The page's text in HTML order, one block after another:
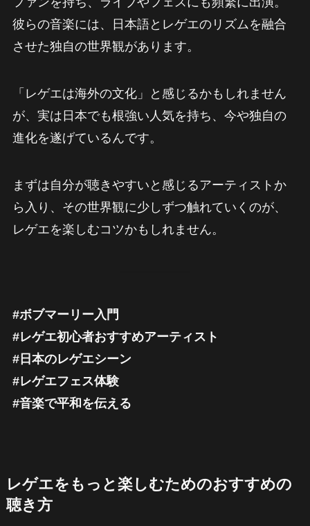
彼らの音楽には、日本語とレゲエのリズムを融合
させた独自の世界観があります。
「レゲエは海外の文化」と感じるかもしれません
が、実は日本でも根強い人気を持ち、今や独自の
進化を遂げているんです。
まずは自分が聴きやすいと感じるアーティストか
ら入り、その世界観に少しずつ触れていくのが、
レゲエを楽しむコツかもしれません。
#ボブマーリー入門
#レゲエ初心者おすすめアーティスト
#日本のレゲエシーン
#レゲエフェス体験
#音楽で平和を伝える
レゲエをもっと楽しむためのおすすめの
聴き方